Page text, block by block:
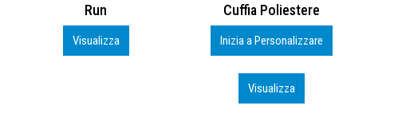
Cuffia Poliestere
Inizia a Personalizzare
BS600 – 5139960
Personalizza
Visualizza